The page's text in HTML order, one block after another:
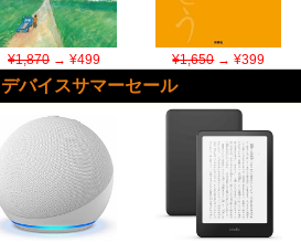
¥1,870→ ¥499 ¥1,650→ ¥399
バイスサマーセール